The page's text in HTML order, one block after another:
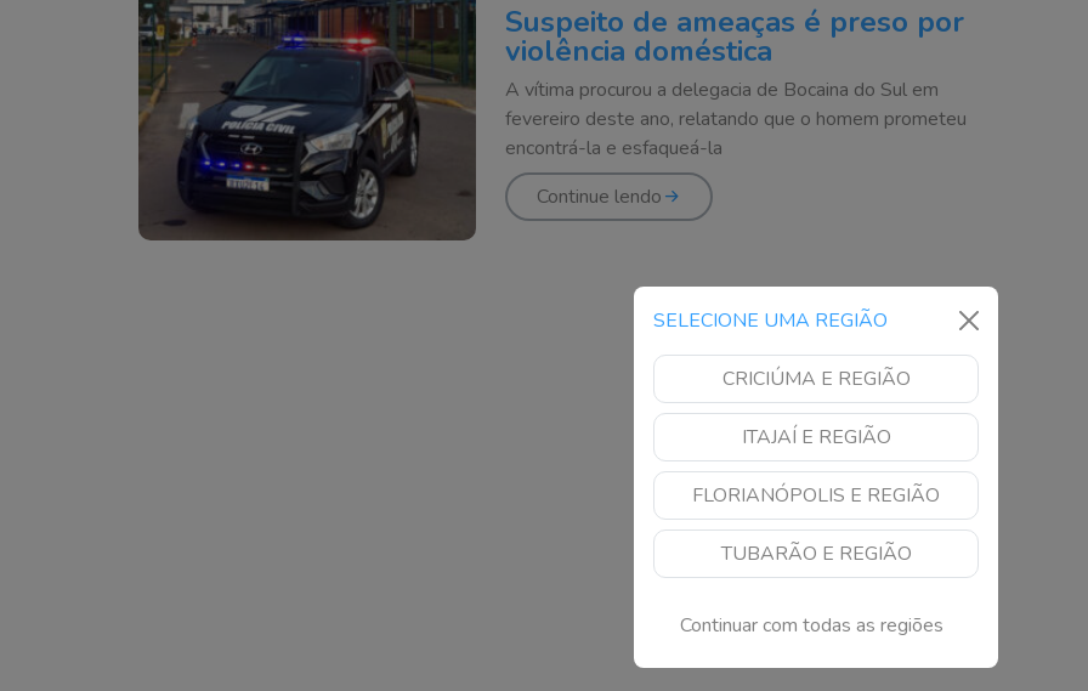
SELECIONE UMA REGIÃO
CRICIÚMA E REGIÃO
ITAJAÍ E REGIÃO
FLORIANÓPOLIS E REGIÃO
TUBARÃO E REGIÃO
Continuar com todas as regiões
Suspeito de ameaças é preso por
violência doméstica
A vítima procurou a delegacia de Bocaina do Sul em
fevereiro deste ano, relatando que o homem prometeu
encontrá-la e esfaqueá-la
Continue lendo